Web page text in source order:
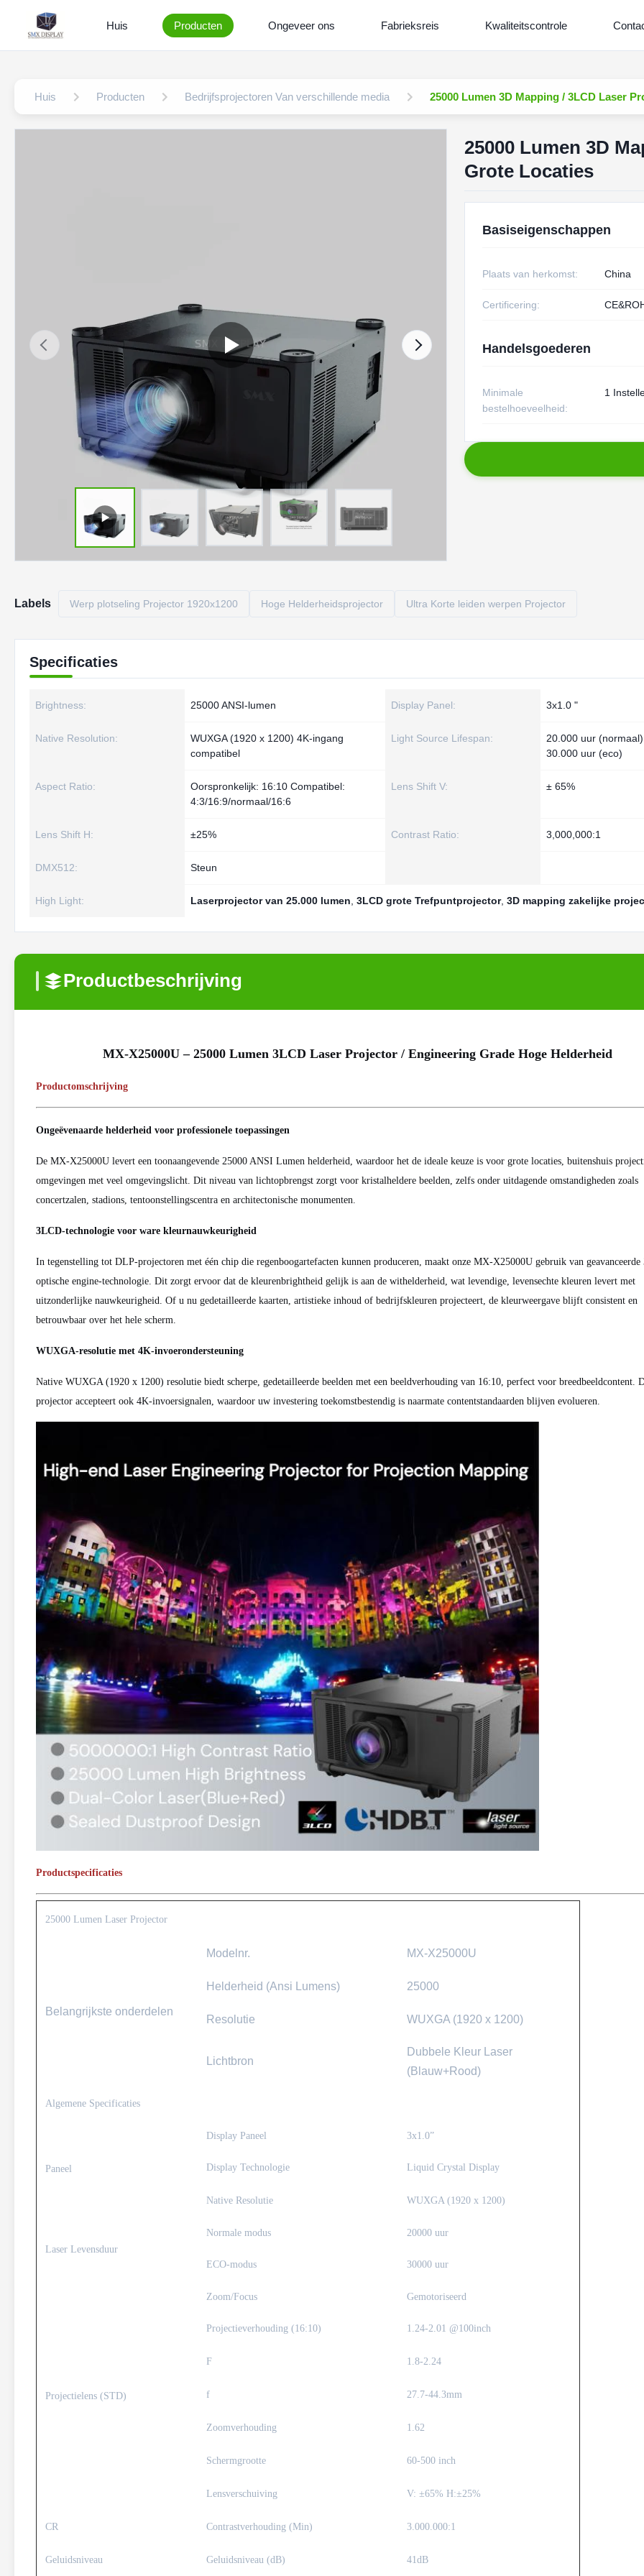
Huis Producten Ongeveer ons Fabrieksreis Kwaliteitscontrole
Huis Producten Bedrijfsprojectoren Van verschillende media 25000 Lumen 3D Mapping / 3LCD Laser
25000 Lumen 3D
Grote Locaties
Basiseigenschappen
Plaats van herkomst: China
Certificering:
Handelsgoederen
Minimale
bestelhoeveelheid:
1
Labels Werp plotseling Projector 1920x1200 Hoge Helderheidsprojector Ultra Korte leiden werpen Projector
Specificaties
Brightness: 25000 ANSI-lumen Display Panel: 3x1.0 "
Native Resolution:
WUXGA (1920 x 1200) 4K-ingang
compatibel
Light Source Lifespan:
20.000 uur
30.000 uur (eco)
Aspect Ratio:
Oorspronkelijk: 16:10 Compatibel:
4:3/16:9/normaal/16:6
Lens Shift V: ± 65%
Lens Shift H: ±25% Contrast Ratio: 3,000,000:1
DMX512: Steun
High Light: Laserprojector van 25.000 lumen 3LCD grote Trefpuntprojector, 3D mapping zakelijke
Productbeschrijving
MX-X25000U – 25000 Lumen 3LCD Laser Projector / Engineering Grade Hoge Helderheid
Productomschrijving
Ongeëvenaarde helderheid voor professionele toepassingen
De MX-X25000U levert een toonaangevende 25000 ANSI Lumen helderheid, waardoor het de ideale keuze is voor grote locaties, buitenshuis
omgevingen met veel omgevingslicht. Dit niveau van lichtopbrengst zorgt voor kristalheldere beelden, zelfs onder uitdagende omstandigheden zoals
concertzalen, stadions, tentoonstellingscentra en architectonische monumenten.
3LCD-technologie voor ware kleurnauwkeurigheid
In tegenstelling tot DLP-projectoren met één chip die regenboogartefacten kunnen produceren, maakt onze MX-X25000U gebruik van
optische engine-technologie. Dit zorgt ervoor dat de kleurenbrightheid gelijk is aan de withelderheid, wat levendige, levensechte kleuren levert met
uitzonderlijke nauwkeurigheid. Of u nu gedetailleerde kaarten, artistieke inhoud of bedrijfskleuren projecteert, de kleurweergave blijft consistent en
betrouwbaar over het hele scherm.
WUXGA-resolutie met 4K-invoerondersteuning
Native WUXGA (1920 x 1200) resolutie biedt scherpe, gedetailleerde beelden met een beeldverhouding van 16:10, perfect voor breedbeeldcontent.
projector accepteert ook 4K-invoersignalen, waardoor uw investering toekomstbestendig is naarmate contentstandaarden blijven evolueren.
Productspecificaties
25000 Lumen Laser Projector
Belangrijkste onderdelen
Modelnr. MX-X25000U
Helderheid (Ansi Lumens) 25000
Resolutie WUXGA (1920 x 1200)
Lichtbron
Dubbele Kleur Laser
(Blauw+Rood)
Algemene Specificaties
Paneel
Display Paneel 3x1.0”
Display Technologie Liquid Crystal Display
Native Resolutie WUXGA (1920 x 1200)
Laser Levensduur
Normale modus 20000 uur
ECO-modus 30000 uur
Projectielens (STD)
Zoom/Focus Gemotoriseerd
Projectieverhouding (16:10) 1.24-2.01 @100inch
F 1.8-2.24
f 27.7-44.3mm
Zoomverhouding 1.62
Schermgrootte 60-500 inch
Lensverschuiving V: ±65% H:±25%
CR Contrastverhouding (Min) 3.000.000:1
Geluidsniveau Geluidsniveau (dB) 41dB